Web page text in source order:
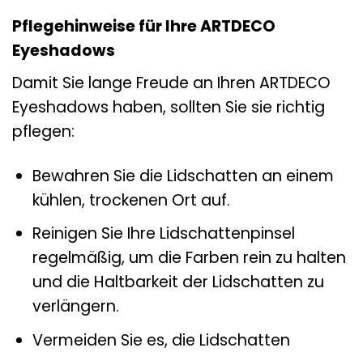
Pflegehinweise für Ihre ARTDECO
Eyeshadows
Damit Sie lange Freude an Ihren ARTDECO
Eyeshadows haben, sollten Sie sie richtig
pflegen:
Bewahren Sie die Lidschatten an einem
kühlen, trockenen Ort auf.
Reinigen Sie Ihre Lidschattenpinsel
regelmäßig, um die Farben rein zu halten
und die Haltbarkeit der Lidschatten zu
verlängern.
Vermeiden Sie es, die Lidschatten